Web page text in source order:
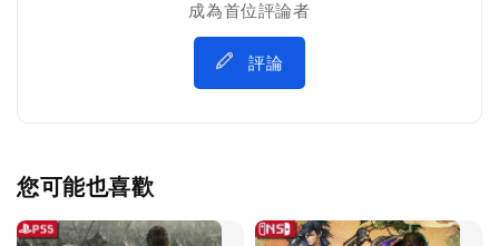
成為首位評論者
評論
您可能也喜歡